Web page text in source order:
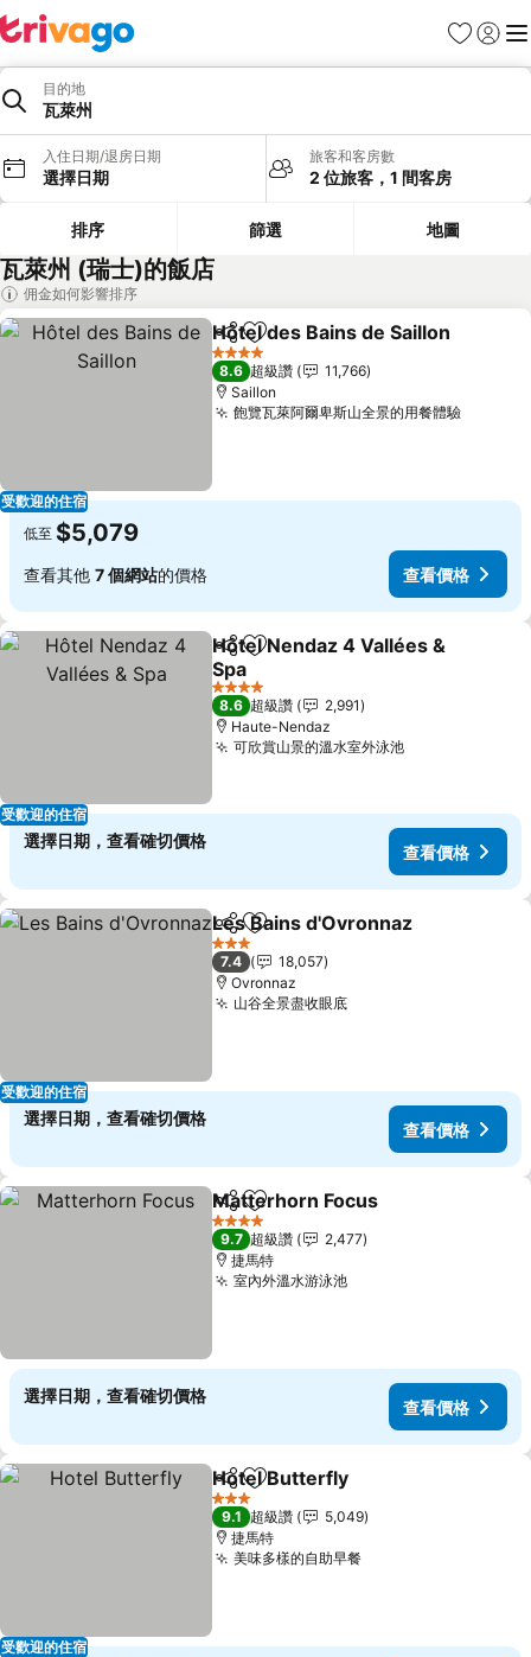
我的最愛
登入 選
目的地
瓦萊州
入住日期/退房日期
選擇日期
旅客和客房數
2 位旅客，1 間客房
排序 篩選 地圖
瓦萊州 (瑞士)的飯店
佣金如何影響排序
受歡迎的住宿
分享 加入我的最愛
Hôtel des Bains de Saillon
4 星級
8.6 超級讚
11,766
Saillon
飽覽瓦萊阿爾卑斯山全景的用餐體驗
低至 $5,079
查看其他 7 個網站的價格 查看價格
受歡迎的住宿
分享 加入我的最愛
Hôtel Nendaz 4 Vallées &
Spa
4 星級
8.6 超級讚
2,991
Haute-Nendaz
可欣賞山景的溫水室外泳池
選擇日期，查看確切價格
查看價格
受歡迎的住宿
分享 加入我的最愛
Les Bains d'Ovronnaz
3 星級
7.4
18,057
Ovronnaz
山谷全景盡收眼底
選擇日期，查看確切價格
查看價格
分享 加入我的最愛
Matterhorn Focus
4 星級
9.7 超級讚
2,477
捷馬特
室內外溫水游泳池
選擇日期，查看確切價格
查看價格
受歡迎的住宿
分享 加入我的最愛
Hotel Butterfly
3 星級
9.1 超級讚
5,049
捷馬特
美味多樣的自助早餐